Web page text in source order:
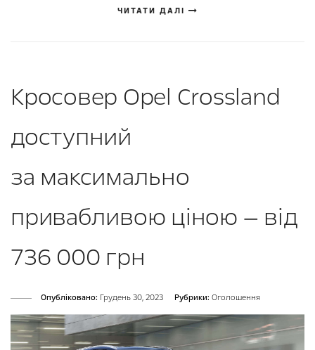
ЧИТАТИ ДАЛІ
Кросовер Opel Crossland
доступний
за максимально
привабливою ціною — від
736 000 грн
Опубліковано: Грудень 30, 2023 Рубрики: Оголошення